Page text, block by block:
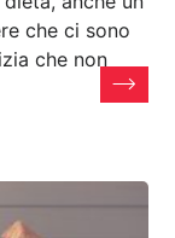
che ci sono
che non